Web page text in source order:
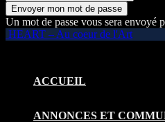
Un mot de passe vous sera envoyé
HEART – Au coeur de l'Art
ACCUEIL
ANNONCES ET